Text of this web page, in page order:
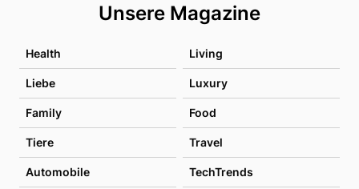
Unsere Magazine
Health Living
Liebe Luxury
Family Food
Tiere Travel
Automobile TechTrends